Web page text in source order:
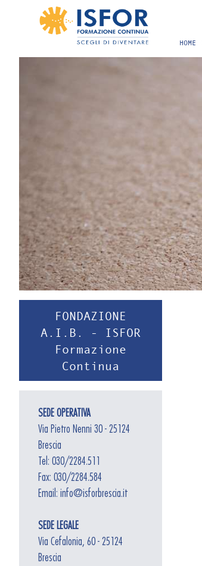
HOME
FONDAZIONE
A.I.B. - ISFOR
Formazione
Continua
SEDE OPERATIVA
Via Pietro Nenni 30 - 25124
Brescia
Tel: 030/2284.511
Fax: 030/2284.584
Email: info@isforbrescia.it
SEDE LEGALE
Via Cefalonia, 60 - 25124
Brescia